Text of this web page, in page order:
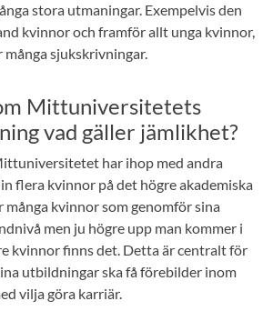
stora utmaningar. Exempelvis den
kvinnor och framför allt unga kvinnor,
sjukskrivningar.
Mittuniversitetets
vad gäller jämlikhet?
har ihop med andra
flera kvinnor på det högre akademiska
många kvinnor som genomför sina
men ju högre upp man kommer i
kvinnor finns det. Detta är centralt för
utbildningar ska få förebilder inom
vilja göra karriär.